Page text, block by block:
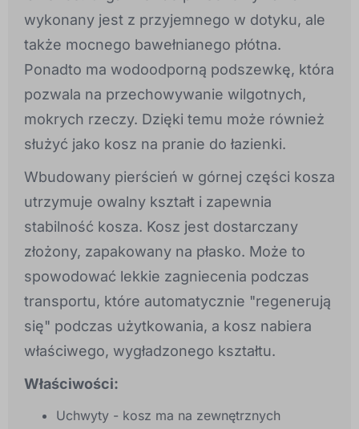
wykonany jest z przyjemnego w dotyku, ale
także mocnego bawełnianego płótna.
Ponadto ma wodoodporną podszewkę, która
pozwala na przechowywanie wilgotnych,
mokrych rzeczy. Dzięki temu może również
służyć jako kosz na pranie do łazienki.
Wbudowany pierścień w górnej części kosza
utrzymuje owalny kształt i zapewnia
stabilność kosza. Kosz jest dostarczany
złożony, zapakowany na płasko. Może to
spowodować lekkie zagniecenia podczas
transportu, które automatycznie "regenerują
się" podczas użytkowania, a kosz nabiera
właściwego, wygładzonego kształtu.
Właściwości:
Uchwyty - kosz ma na zewnętrznych